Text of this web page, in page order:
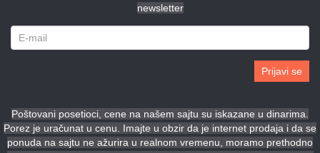
newsletter
Prijavi se
Poštovani posetioci, cene na našem sajtu su iskazane u dinarima.
Porez je uračunat u cenu. Imajte u obzir da je internet prodaja i da se
ponuda na sajtu ne ažurira u realnom vremenu, moramo prethodno